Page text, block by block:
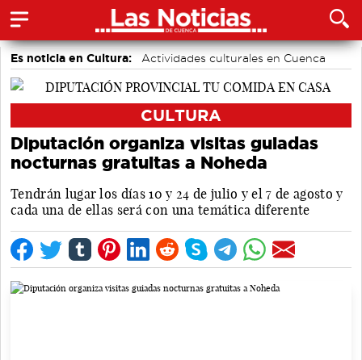
Es noticia en Cultura: Actividades culturales en Cuenca
CULTURA
Diputación organiza visitas guiadas
nocturnas gratuitas a Noheda
Tendrán lugar los días 10 y 24 de julio y el 7 de agosto y
cada una de ellas será con una temática diferente